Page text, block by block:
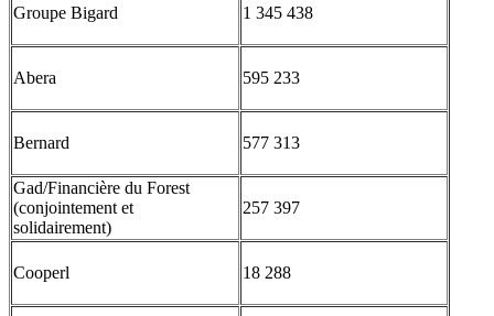
Groupe Bigard 1 345 438
Abera 595 233
Bernard 577 313
Gad/Financière du Forest
(conjointement et
solidairement)
257 397
Cooperl 18 288